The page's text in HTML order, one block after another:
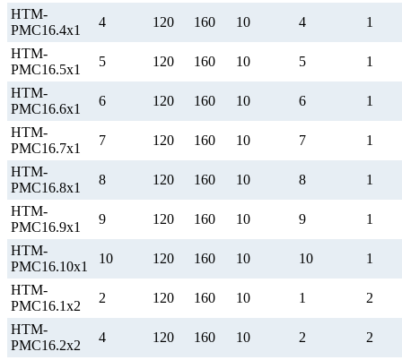
НТМ-
РМС16.4х1
4 120 160 10 4 1
НТМ-
РМС16.5х1
5 120 160 10 5 1
НТМ-
РМС16.6х1
6 120 160 10 6 1
НТМ-
РМС16.7х1
7 120 160 10 7 1
НТМ-
РМС16.8х1
8 120 160 10 8 1
НТМ-
РМС16.9х1
9 120 160 10 9 1
НТМ-
РМС16.10х1
10 120 160 10 10 1
НТМ-
РМС16.1х2
2 120 160 10 1 2
НТМ-
РМС16.2х2
4 120 160 10 2 2